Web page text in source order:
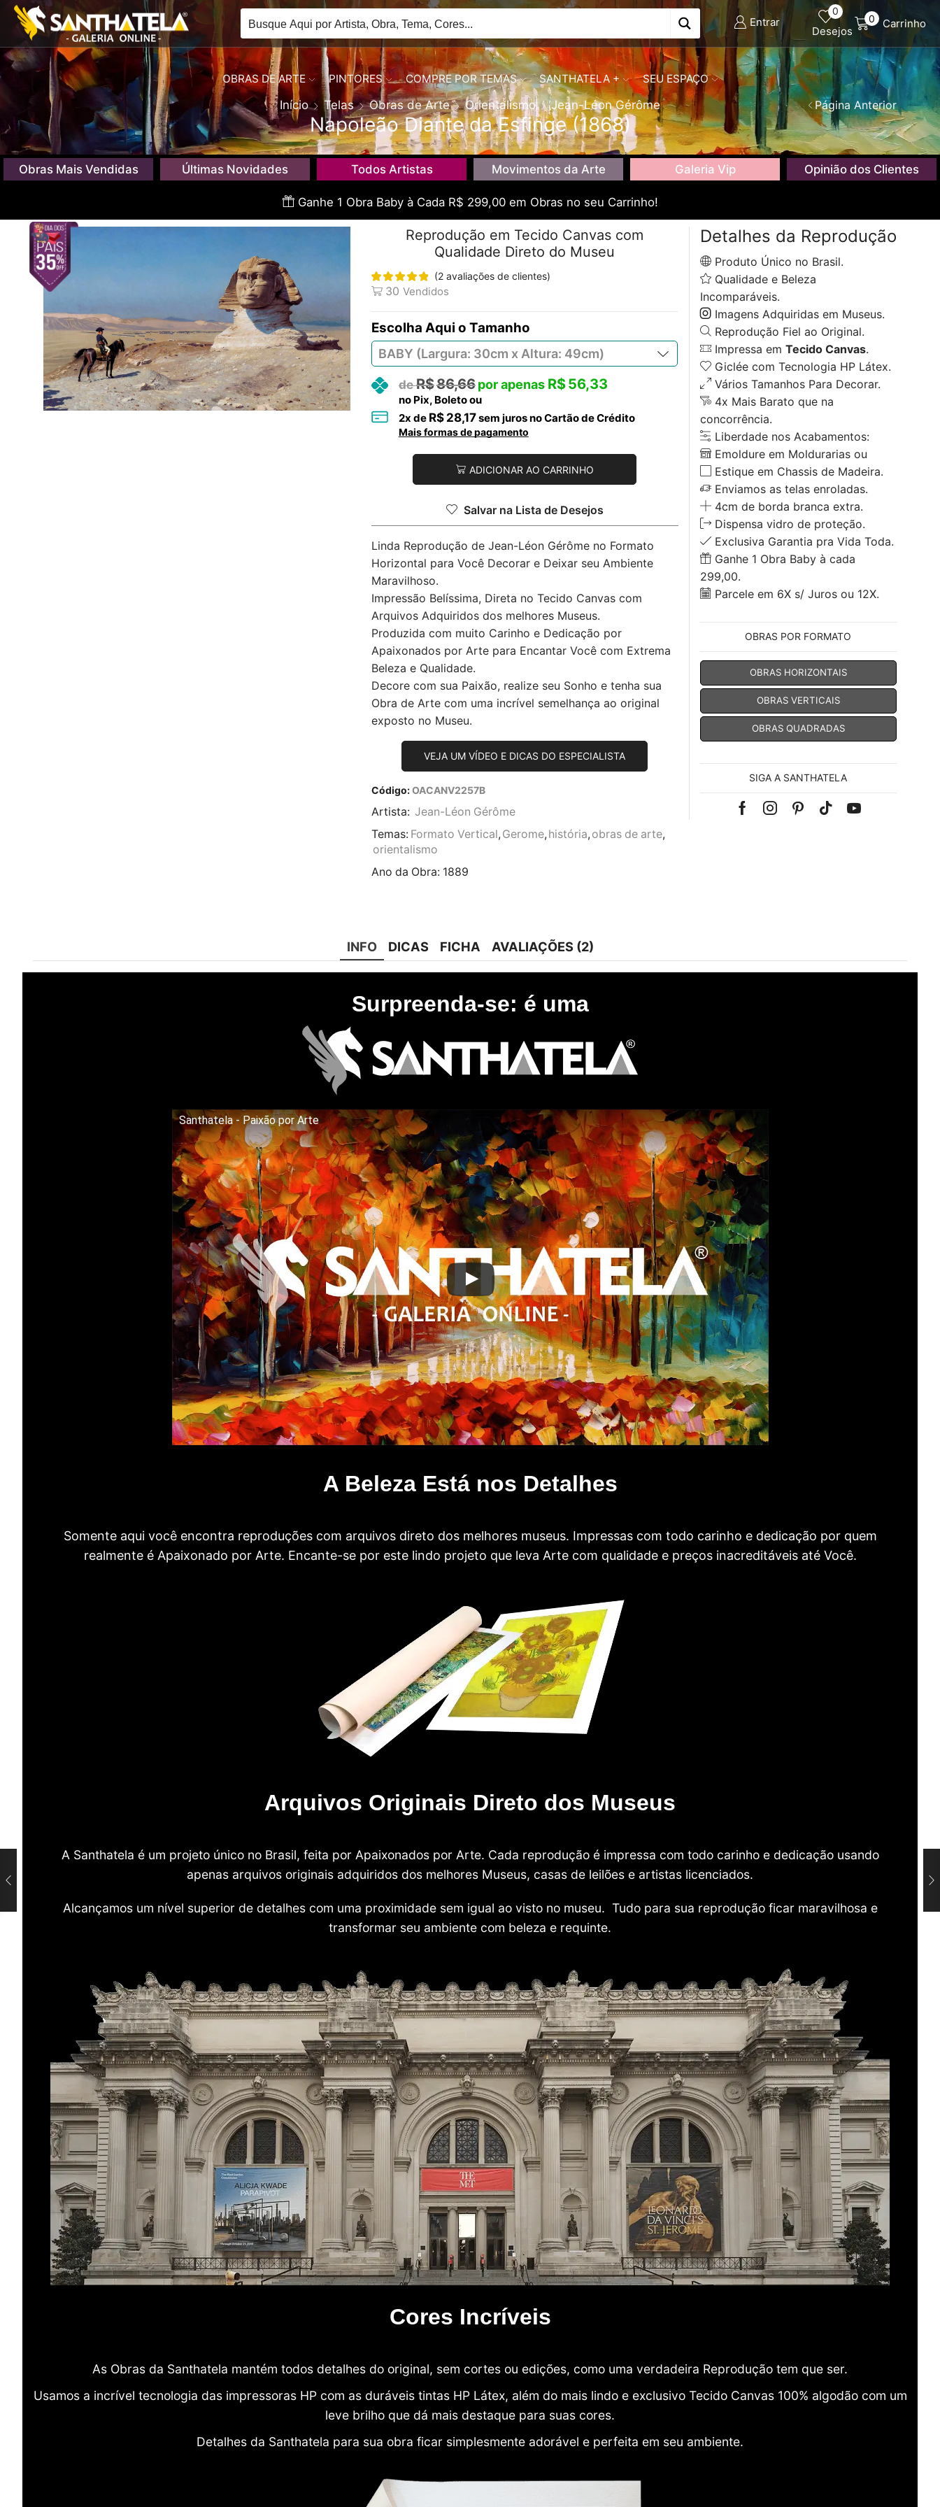
Entrar
0
Desejos
0 Carrinho
OBRAS DE ARTE PINTORES COMPRE POR TEMAS SANTHATELA + SEU ESPAÇO
Início Telas Obras de Arte Orientalismo Jean-Léon Gérôme
Napoleão Diante da Esfinge (1868)
Página Anterior
Obras Mais Vendidas Últimas Novidades Todos Artistas Movimentos da Arte Galeria Vip Opinião dos Clientes
Ganhe 1 Obra Baby à Cada R$ 299,00 em Obras no seu Carrinho!
Reprodução em Tecido Canvas com
Qualidade Direto do Museu
(2avaliações de clientes)
30 Vendidos
Tamanho
R$86,66 R$56,33
no Pix, Boleto ou
2x de R$ 28,17sem juros no Cartão de Crédito
Mais formas de pagamento
ADICIONAR AO CARRINHO
Salvar na Lista de Desejos
Linda Reprodução de Jean-Léon Gérôme no Formato
Horizontal para Você Decorar e Deixar seu Ambiente
Maravilhoso.
Impressão Belíssima, Direta no Tecido Canvas com
Arquivos Adquiridos dos melhores Museus.
Produzida com muito Carinho e Dedicação por
Apaixonados por Arte para Encantar Você com Extrema
Beleza e Qualidade.
Decore com sua Paixão, realize seu Sonho e tenha sua
Obra de Arte com uma incrível semelhança ao original
exposto no Museu.
VEJA UM VÍDEO E DICAS DO ESPECIALISTA
Código:OACANV2257B
Artista: Jean-Léon Gérôme
Temas: Formato Vertical, Gerome, história, obras de arte,
orientalismo
Ano da Obra: 1889
Detalhes da Reprodução
Produto Único no Brasil.
Qualidade e Beleza
Incomparáveis.
Imagens Adquiridas em Museus.
Reprodução Fiel ao Original.
Impressa em Tecido Canvas.
Giclée com Tecnologia HP Látex.
Vários Tamanhos Para Decorar.
4x Mais Barato que na
concorrência.
Liberdade nos Acabamentos:
Emoldure em Moldurarias ou
Estique em Chassis de Madeira.
Enviamos as telas enroladas.
4cm de borda branca extra.
Dispensa vidro de proteção.
Exclusiva Garantia pra Vida Toda.
Ganhe 1 Obra Baby à cada
299,00.
Parcele em 6X s/ Juros ou 12X.
OBRAS POR FORMATO
OBRAS HORIZONTAIS
OBRAS VERTICAIS
OBRAS QUADRADAS
SIGA A SANTHATELA
FacebookInstagramPinterest
Tik-Youtube
INFO DICAS FICHA AVALIAÇÕES (2)
Surpreenda-se: é uma
Santhatela - Paixão por Arte
A Beleza Está nos Detalhes
Somente aqui você encontra reproduções com arquivos direto dos melhores museus. Impressas com todo carinho e dedicação por quem
realmente é Apaixonado por Arte. Encante-se por este lindo projeto que leva Arte com qualidade e preços inacreditáveis até Você.
Arquivos Originais Direto dos Museus
A Santhatela é um projeto único no Brasil, feita por Apaixonados por Arte. Cada reprodução é impressa com todo carinho e dedicação usando
apenas arquivos originais adquiridos dos melhores Museus, casas de leilões e artistas licenciados.
Alcançamos um nível superior de detalhes com uma proximidade sem igual ao visto no museu. Tudo para sua reprodução ficar maravilhosa e
transformar seu ambiente com beleza e requinte.
Cores Incríveis
As Obras da Santhatela mantém todos detalhes do original, sem cortes ou edições, como uma verdadeira Reprodução tem que ser.
Usamos a incrível tecnologia das impressoras HP com as duráveis tintas HP Látex, além do mais lindo e exclusivo Tecido Canvas 100% algodão com um
leve brilho que dá mais destaque para suas cores.
Detalhes da Santhatela para sua obra ficar simplesmente adorável e perfeita em seu ambiente.